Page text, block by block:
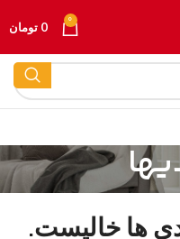
0
0 تومان
ها خالیست.